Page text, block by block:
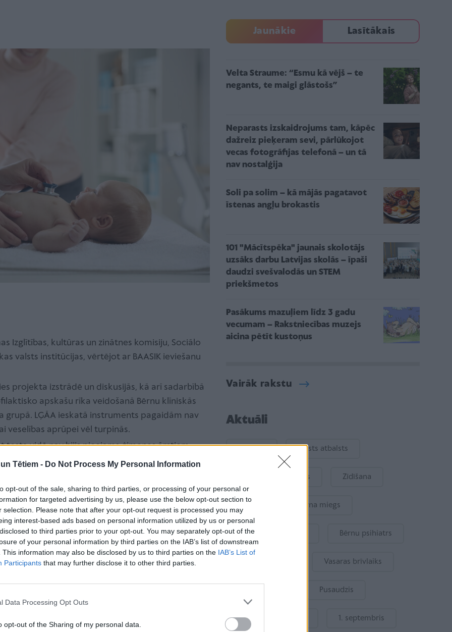
Tētiem - Do Not Process My Personal Information
opt-out of the sale, sharing to third parties, or processing of your personal or
for targeted advertising by us, please use the below opt-out section to
selection. Please note that after your opt-out request is processed you may
interest-based ads based on personal information utilized by us or personal
to third parties prior to your opt-out. You may separately opt-out of the
of your personal information by third parties on the IAB’s list of downstream
This information may also be disclosed by us to third parties on the IAB’s List of
Participants that may further disclose it to other third parties.
Data Processing Opt Outs
opt-out of the Sharing of my personal data.
Izglītības, kultūras un zinātnes komisiju, Sociālo
valsts institūcijas, vērtējot ar BAASIK ieviešanu
projekta izstrādē un diskusijās, kā arī sadarbībā
apskašu rīka veidošanā Bērnu klīniskās
grupā. LĢĀA ieskatā instruments pagaidām nav
veselības aprūpei vēl turpinās.
testa vidē nav bijis pieejams ģimenes ārstiem,
nav piegādāta. Tāpat trūkst datu par metodes
riskiem un izmaksu efektivitāti, kā arī par
pēc skrīninga.
arī nepieciešamība integrēt rīku e-veselības
kas prasīs papildu finanšu un laika resursus.
pacientu datu fragmentācija un papildu
ārstiem.
bērnu attīstības un veselības traucējumu
ieviešanas nepieciešama pilnvērtīga
kā arī detalizēts resursu un
izpildes varētu lemt par rīka ieviešanu
Jaunākie Lasītākais
Velta Straume: “Esmu kā vējš – te
negants, te maigi glāstošs”
Neparasts izskaidrojums tam, kāpēc
dažreiz pieķeram sevi, pārlūkojot
vecas fotogrāfijas telefonā – un tā
nav nostalģija
Soli pa solim – kā mājās pagatavot
īstenas angļu brokastis
101 "Mācītspēka" jaunais skolotājs
uzsāks darbu Latvijas skolās – īpaši
daudzi svešvalodās un STEM
priekšmetos
Pasākums mazuļiem līdz 3 gadu
vecumam – Rakstniecības muzejs
aicina pētīt kustoņus
Vairāk rakstu
Aktuāli
Valsts atbalsts
Kur šodien atpūsties Zīdīšana
Bērna miegs
Mākslīgais intelekts Bērnu psihiatrs
Vasaras brīvlaiks
Pusaudzis
Gatavošanās skolai 1. septembris